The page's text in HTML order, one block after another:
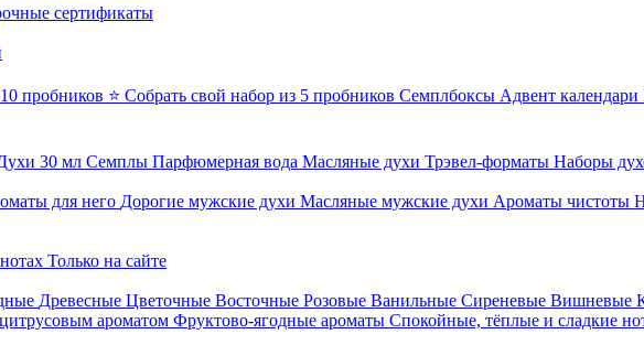
сертификаты
пробников ⭐ Собрать свой набор из 5 пробников Семплбоксы Адвент календари
30 мл Семплы Парфюмерная вода Масляные духи Трэвел-форматы Наборы
для него Дорогие мужские духи Масляные мужские духи Ароматы чистоты
Только на сайте
Древесные Цветочные Восточные Розовые Ванильные Сиреневые Вишневые
ароматом Фруктово-ягодные ароматы Спокойные, тёплые и сладкие